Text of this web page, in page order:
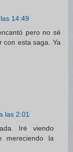
14:49
pero no sé
con esta saga. Ya
las 2:01
Iré viendo
mereciendo la